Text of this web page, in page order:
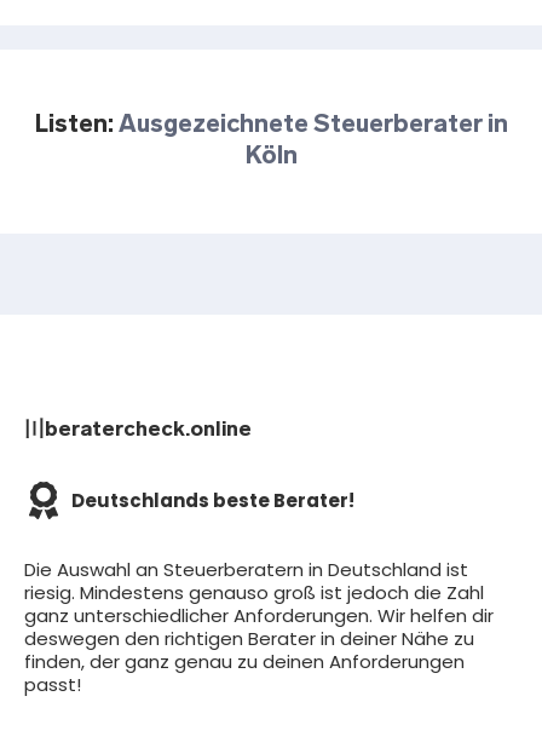
Listen: Ausgezeichnete Steuerberater in
Köln
〣beratercheck.online
Deutschlands beste Berater!
Die Auswahl an Steuerberatern in Deutschland ist
riesig. Mindestens genauso groß ist jedoch die Zahl
ganz unterschiedlicher Anforderungen. Wir helfen dir
deswegen den richtigen Berater in deiner Nähe zu
finden, der ganz genau zu deinen Anforderungen
passt!